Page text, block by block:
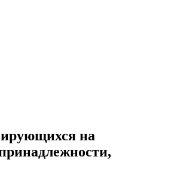
на